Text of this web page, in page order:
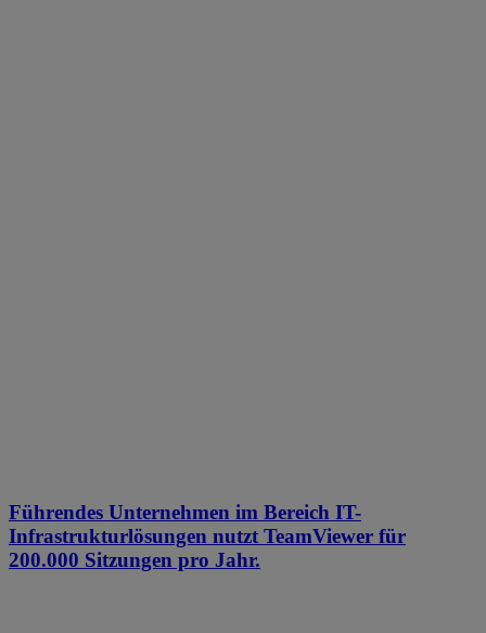
Führendes Unternehmen im Bereich IT-
Infrastrukturlösungen nutzt TeamViewer für
200.000 Sitzungen pro Jahr.